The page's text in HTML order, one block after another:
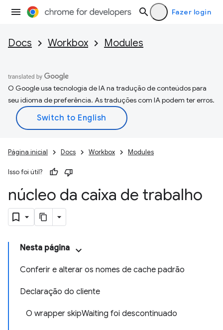
Fazer login
Docs Workbox Modules
O Google usa tecnologia de IA na tradução de conteúdos para
seu idioma de preferência. As traduções com IA podem ter erros.
Página inicial Docs Workbox Modules
Isso foi útil?
núcleo da caixa de trabalho
Nesta página
Conferir e alterar os nomes de cache padrão
Declaração do cliente
O wrapper skipWaiting foi descontinuado